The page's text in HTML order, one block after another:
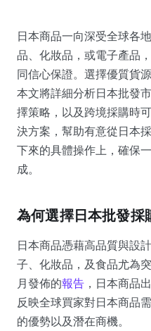
日本商品一向深受全球各
品、化妝品，或電子產品
同信心保證。選擇優質貨
本文將詳細分析日本批發
擇策略，以及跨境採購時
決方案，幫助有意從日本
下來的具體操作上，確保
成。
為何選擇日本批發採
日本商品憑藉高品質與設
子、化妝品，及食品尤為
月發佈的報告 ，日本商品
反映全球買家對日本商品
的優勢以及潛在商機。